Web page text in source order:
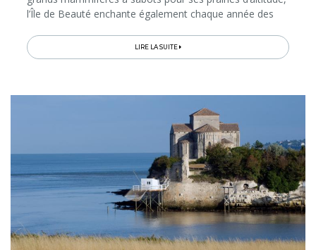
l’Île de Beauté enchante également chaque année des
espaces et de terres sauvages.
LIRE LA SUITE